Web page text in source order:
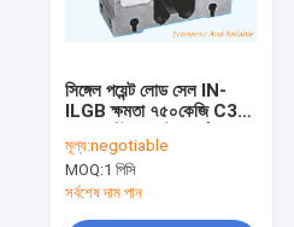
সিঙ্গেল পয়েন্ট লোড সেল IN-
ILGB ক্ষমতা ৭৫০কেজি C3
IP65 ১.২*১.২মি প্ল্যাটফর্ম বেঞ্চ
স্কেলের জন্য ২mv/v
মূল্য:negotiable
MOQ:1 পিসি
সর্বশেষ দাম পান